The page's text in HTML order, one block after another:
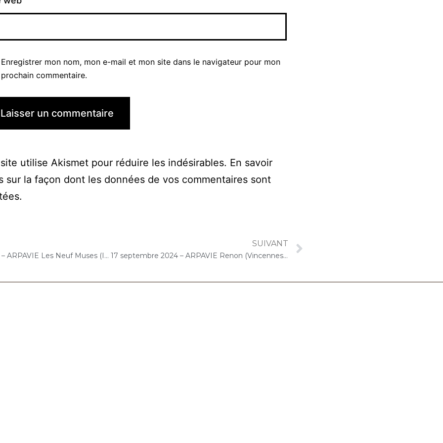
Enregistrer mon nom, mon e-mail et mon site dans le navigateur pour mon
prochain commentaire.
utilise Akismet pour réduire les indésirables. En savoir
sur la façon dont les données de vos commentaires sont
.
13 septembre 2024 – ARPAVIE Les Neuf Muses (Issy-les-Moulineaux) : Concert « Cello Solo »
SUIVANT
17 septembre 2024 – ARPAVIE Renon (Vincennes) : Concert « Cello Solo »